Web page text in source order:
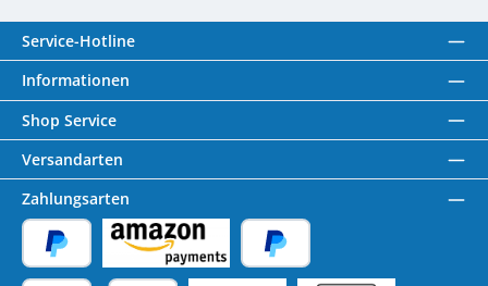
Service-Hotline
Informationen
Shop Service
Versandarten
Zahlungsarten
PayPal Amazon Pay Später Bezahlen